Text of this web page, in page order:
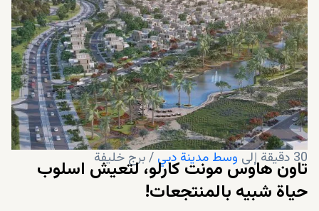
14 دقيقة إلى استاد دبي الدولي
14 دقيقة إلى سيتي سنتر معيصم
14 دقيقة إلى القرية العالمية
14 دقيقة إلى آي إم جي عالم المغامرات
15 دقيقة من مجمع حمدان الرياضي
24 دقيقة إلى مول الإمارات
28 دقيقة إلى مطار آل مكتوم الدولي
30 دقيقة إلى
وسط مدينة دبي / برج خليفة
تاون هاوس مونت كارلو، لتعيش اسلوب
حياة شبيه بالمنتجعات!